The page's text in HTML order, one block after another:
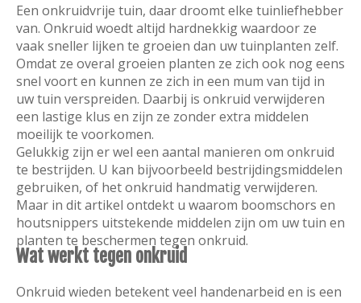
Een onkruidvrije tuin, daar droomt elke tuinliefhebber
van. Onkruid woedt altijd hardnekkig waardoor ze
vaak sneller lijken te groeien dan uw tuinplanten zelf.
Omdat ze overal groeien planten ze zich ook nog eens
snel voort en kunnen ze zich in een mum van tijd in
uw tuin verspreiden. Daarbij is onkruid verwijderen
een lastige klus en zijn ze zonder extra middelen
moeilijk te voorkomen.
Gelukkig zijn er wel een aantal manieren om onkruid
te bestrijden. U kan bijvoorbeeld bestrijdingsmiddelen
gebruiken, of het onkruid handmatig verwijderen.
Maar in dit artikel ontdekt u waarom boomschors en
houtsnippers uitstekende middelen zijn om uw tuin en
planten te beschermen tegen onkruid.
Wat werkt tegen onkruid
Onkruid wieden betekent veel handenarbeid en is een